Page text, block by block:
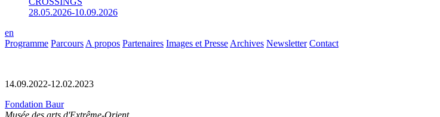
28.05.2026-10.09.2026
en
Programme Parcours A propos Partenaires Images et Presse Archives Newsletter Contact
14.09.2022-12.02.2023
Fondation Baur
Musée des arts d'Extrême-Orient